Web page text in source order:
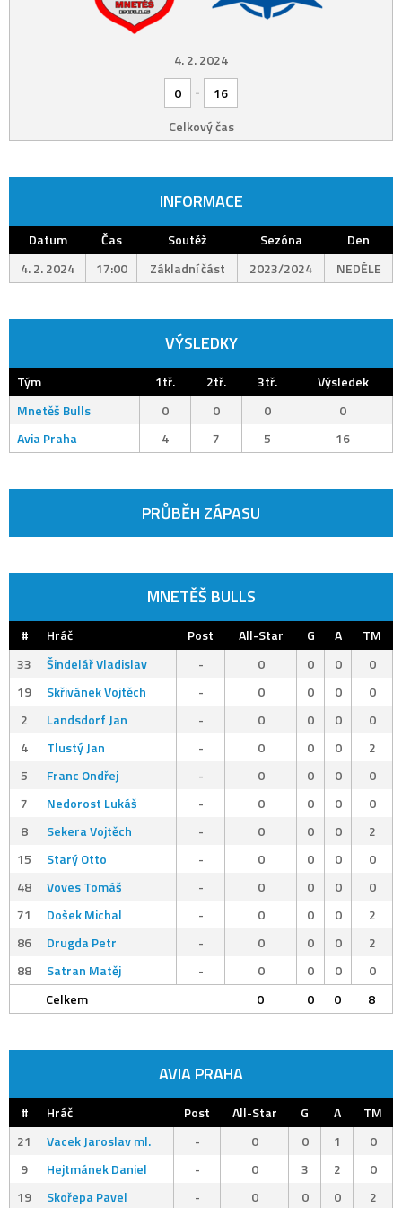
4. 2. 2024
0
-
16
Celkový čas
INFORMACE
Datum Čas Soutěž Sezóna
Den
4. 2. 2024
17:00 Základní část 2023/2024 NEDĚLE
VÝSLEDKY
Tým 1tř. 2tř. 3tř.
Výsledek
Mnetěš Bulls
0 0 0
0
Avia Praha
4 7 5 16
PRŮBĚH ZÁPASU
MNETĚŠ BULLS
# Hráč Post All-Star G A
TM
33
Šindelář Vladislav - 0 0 0
0
19
Skřivánek Vojtěch - 0 0 0
0
2
Landsdorf Jan - 0 0 0
0
4
Tlustý Jan - 0 0 0
2
5
Franc Ondřej - 0 0 0
0
7
Nedorost Lukáš - 0 0 0
0
8
Sekera Vojtěch - 0 0 0
2
15
Starý Otto - 0 0 0
0
48
Voves Tomáš - 0 0 0
0
71
Došek Michal - 0 0 0
2
86
Drugda Petr - 0 0 0
2
88
Satran Matěj - 0 0 0
0
Celkem
0 0 0 8
AVIA PRAHA
# Hráč Post All-Star G A
TM
21
Vacek Jaroslav ml. - 0 0 1
0
9
Hejtmánek Daniel - 0 3 2
0
19
Skořepa Pavel - 0 0 0 2